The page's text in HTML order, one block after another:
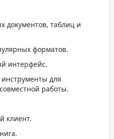
документов, таблиц и
форматов.
интерфейс.
для
работы.
клиент.